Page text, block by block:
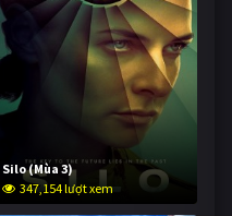
Silo (Mùa 3)
347,154 lượt xem